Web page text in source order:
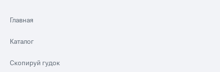
Главная
Каталог
Скопируй гудок